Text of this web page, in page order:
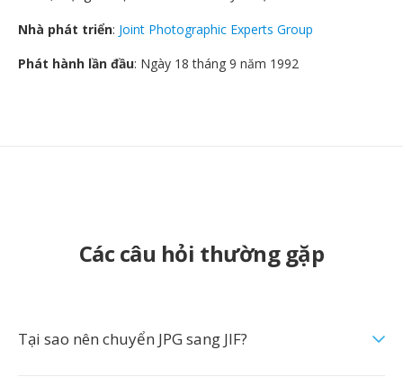
Nhà phát triển: Joint Photographic Experts Group
Phát hành lần đầu: Ngày 18 tháng 9 năm 1992
Các câu hỏi thường gặp
Tại sao nên chuyển JPG sang JIF?